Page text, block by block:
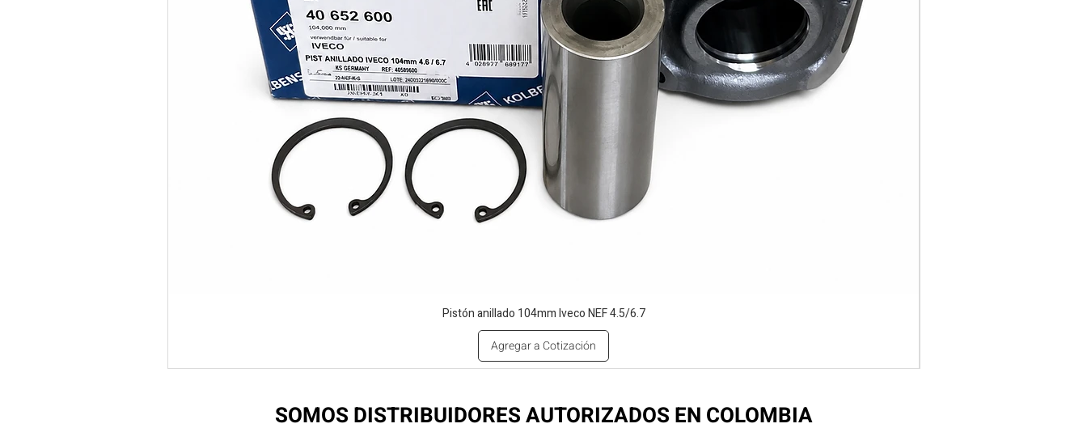
Pistón anillado 104mm Iveco NEF 4.5/6.7
Agregar a Cotización
SOMOS DISTRIBUIDORES AUTORIZADOS EN COLOMBIA